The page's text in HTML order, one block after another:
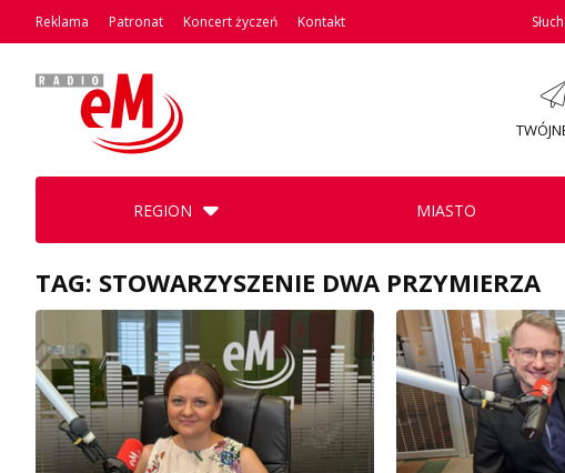
Reklama Patronat Koncert życzeń Kontakt
REGION MIASTO
TAG: STOWARZYSZENIE DWA PRZYMIERZA